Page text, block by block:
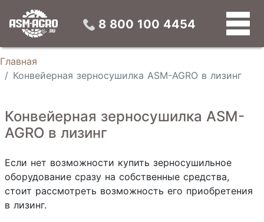
8 800 100 4454
Главная
Конвейерная зерносушилка ASM-AGRO в лизинг
Конвейерная зерносушилка ASM-
AGRO в лизинг
Если нет возможности купить зерносушильное
оборудование сразу на собственные средства,
стоит рассмотреть возможность его приобретения
в лизинг.